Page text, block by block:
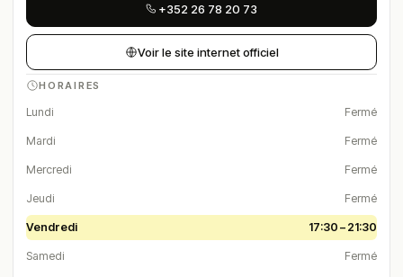
+352 26 78 20 73
Voir le site internet officiel
HORAIRES
Lundi Fermé
Mardi Fermé
Mercredi Fermé
Jeudi Fermé
Vendredi 17:30 – 21:30
Samedi Fermé